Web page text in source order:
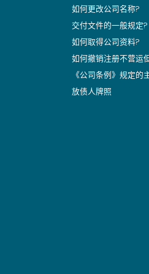
如何更改公司名称?
交付文件的一般规定?
如何取得公司资料?
如何撤销注册不营运
《公司条例》规定的
放债人牌照